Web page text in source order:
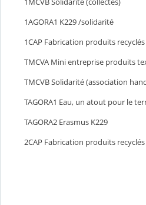
é
1AGORA1 K229 /solidarité
1CAP Fabrication produits recyclé
TMCVA Mini entreprise produits
TMCVB Solidarité (association
TAGORA1 Eau, un atout pour le
TAGORA2 Erasmus K229
2CAP Fabrication produits recyclés